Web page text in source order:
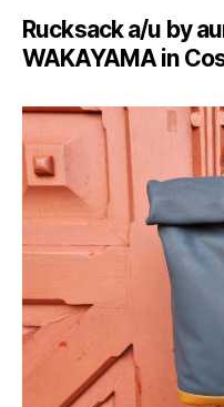
Rucksack a/u by
WAKAYAMA in